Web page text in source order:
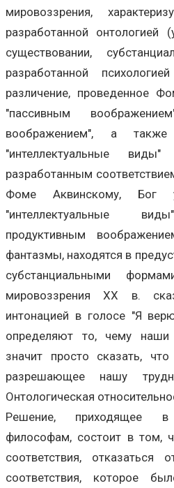
мировоззрения,
разработанной
существовании,
разработанной
различение, проведенное
"пассивным
воображением", а
"интеллектуальные
разработанным
Фоме Аквинскому, Бог
"интеллектуальные
продуктивным
фантазмы, находятся в
субстанциальными
мировоззрения XX в.
интонацией в голосе "Я
определяют то, чему наши
значит просто сказать,
разрешающее нашу
Онтологическая
Решение, приходящее
философам, состоит в том,
соответствия, отказаться
соответствия, которое